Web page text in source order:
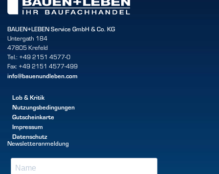
BAUEN+LEBEN Service GmbH & Co. KG
Untergath 184
47805 Krefeld
Tel.: +49 2151 4577-0
Fax: +49 2151 4577-499
info@bauenundleben.com
Lob & Kritik
Nutzungsbedingungen
Gutscheinkarte
Impressum
Datenschutz
Newsletteranmeldung